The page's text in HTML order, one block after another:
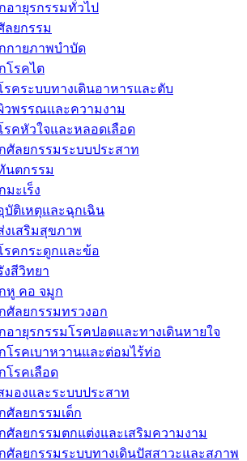
อายุรกรรมทั่วไป
ลยกรรม
กายภาพบำบัด
โรคไต
รคระบบทางเดินอาหารและตับ
วพรรณและความงาม
รคหัวใจและหลอดเลือด
ศัลยกรรมระบบประสาท
นตกรรม
มะเร็ง
บัติเหตุและฉุกเฉิน
งเสริมสุขภาพ
รคกระดูกและข้อ
งสีวิทยา
หู คอ จมูก
ศัลยกรรมทรวงอก
อายุรกรรมโรคปอดและทางเดินหายใจ
โรคเบาหวานและต่อมไร้ท่อ
โรคเลือด
มองและระบบประสาท
ศัลยกรรมเด็ก
ศัลยกรรมตกแต่งและเสริมความงาม
ศัลยกรรมระบบทางเดินปัสสาวะและสภาพ